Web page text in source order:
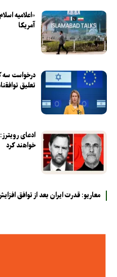
«اعلامیه
آمریکا
درخواست سه
تعلیق
ادعای
خواهند کرد
معاریو: قدرت ایران بعد از توافق